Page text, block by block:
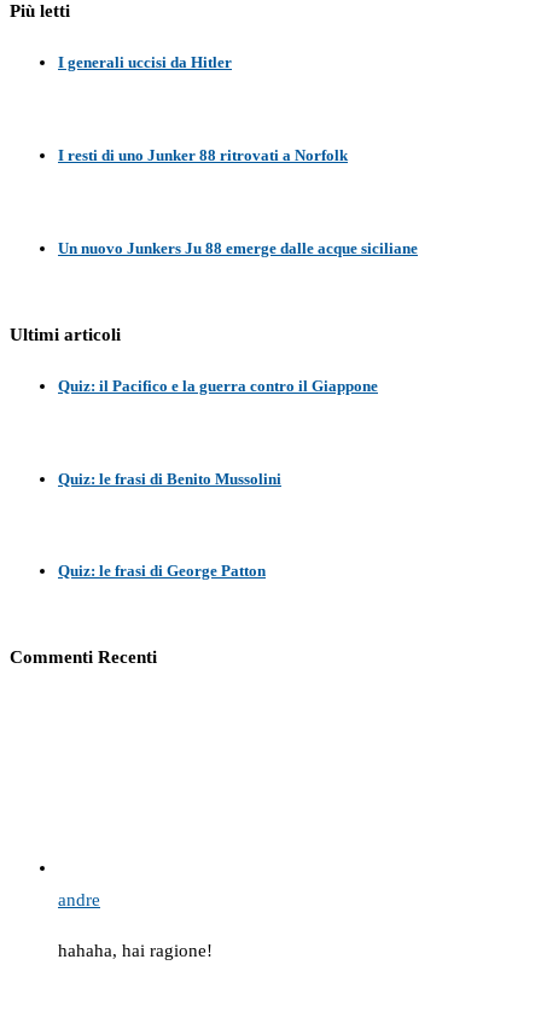
Più letti
I generali uccisi da Hitler
I resti di uno Junker 88 ritrovati a Norfolk
Un nuovo Junkers Ju 88 emerge dalle acque siciliane
Ultimi articoli
Quiz: il Pacifico e la guerra contro il Giappone
Quiz: le frasi di Benito Mussolini
Quiz: le frasi di George Patton
Commenti Recenti
andre
hahaha, hai ragione!